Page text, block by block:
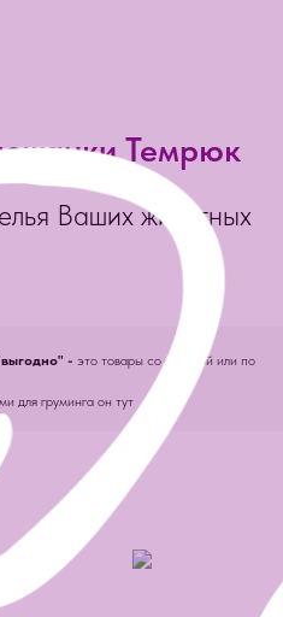
Темрюк
Ваших животных
- это товары со скидкой или по
для груминга он тут